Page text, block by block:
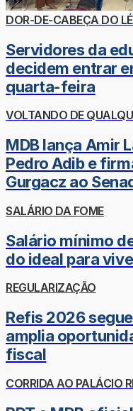
DOR-DE-CABEÇA DO
Servidores da
decidem entrar
quarta-feira
VOLTANDO DE
MDB lança Amir
Pedro Adib e
Gurgacz ao
SALÁRIO DA FOME
Salário mínimo
do ideal para
REGULARIZAÇÃO
Refis 2026
amplia
fiscal
CORRIDA AO PALÁCIO